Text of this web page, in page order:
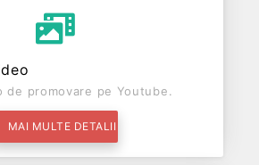
de promovare pe Youtube.
MAI MULTE DETALII